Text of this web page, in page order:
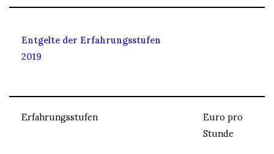
Entgelte der Erfahrungsstufen
2019
Erfahrungsstufen
Euro pro
Stunde